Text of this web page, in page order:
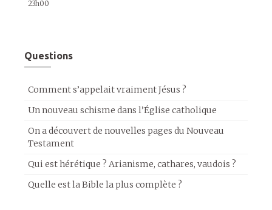
23h00
Questions
Comment s’appelait vraiment Jésus ?
Un nouveau schisme dans l’Église catholique
On a découvert de nouvelles pages du Nouveau
Testament
Qui est hérétique ? Arianisme, cathares, vaudois ?
Quelle est la Bible la plus complète ?